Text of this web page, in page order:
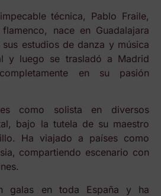
técnica, Pablo Fraile,
nace en Guadalajara
sus estudios de danza y música
y luego se trasladó a Madrid
en su pasión
como solista en diversos
bajo la tutela de su maestro
Ha viajado a países como
compartiendo escenario con
galas en toda España y ha